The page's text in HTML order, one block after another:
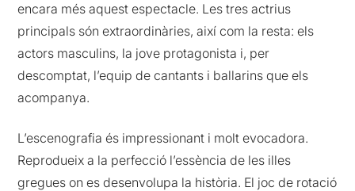
encara més aquest espectacle. Les tres actrius
principals són extraordinàries, així com la resta: els
actors masculins, la jove protagonista i, per
descomptat, l’equip de cantants i ballarins que els
acompanya.
L’escenografia és impressionant i molt evocadora.
Reprodueix a la perfecció l’essència de les illes
gregues on es desenvolupa la història. El joc de rotació